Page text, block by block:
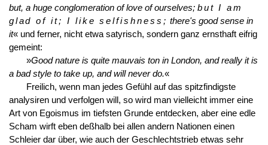
but, a huge conglomeration of love of ourselves; but I am
glad of it; I like selfishness; there's good sense in
it« und ferner, nicht etwa satyrisch, sondern ganz ernsthaft eifrig
gemeint:
»Good nature is quite mauvais ton in London, and really it is
a bad style to take up, and will never do.«
Freilich, wenn man jedes Gefühl auf das spitzfindigste
analysiren und verfolgen will, so wird man vielleicht immer eine
Art von Egoismus im tiefsten Grunde entdecken, aber eine edle
Scham wirft eben deßhalb bei allen andern Nationen einen
Schleier dar über, wie auch der Geschlechtstrieb etwas sehr